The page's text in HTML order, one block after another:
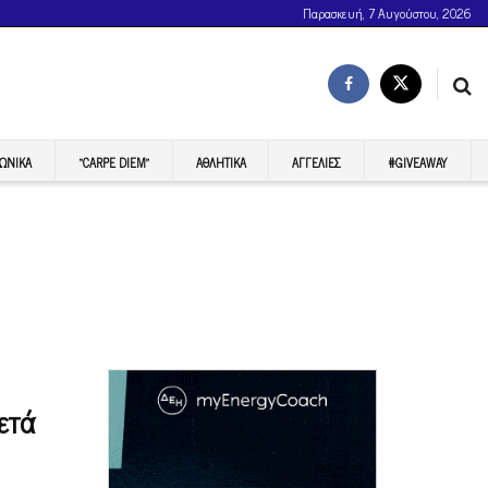
Παρασκευή, 7 Αυγούστου, 2026
“CARPE DIEM” ΑΘΛΗΤΙΚΆ ΑΓΓΕΛΊΕΣ #GIVEAWAY